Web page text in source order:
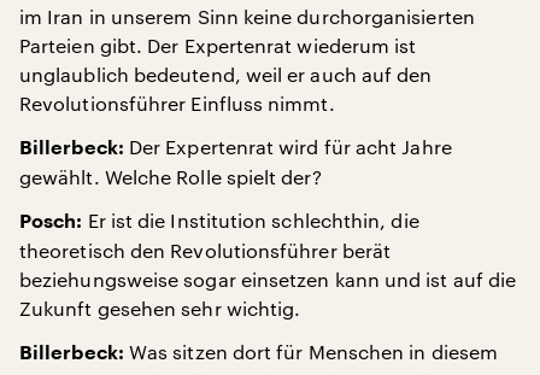
im Iran in unserem Sinn keine durchorganisierten
Parteien gibt. Der Expertenrat wiederum ist
unglaublich bedeutend, weil er auch auf den
Revolutionsführer Einfluss nimmt.
Billerbeck: Der Expertenrat wird für acht Jahre
gewählt. Welche Rolle spielt der?
Posch: Er ist die Institution schlechthin, die
theoretisch den Revolutionsführer berät
beziehungsweise sogar einsetzen kann und ist auf die
Zukunft gesehen sehr wichtig.
Billerbeck: Was sitzen dort für Menschen in diesem